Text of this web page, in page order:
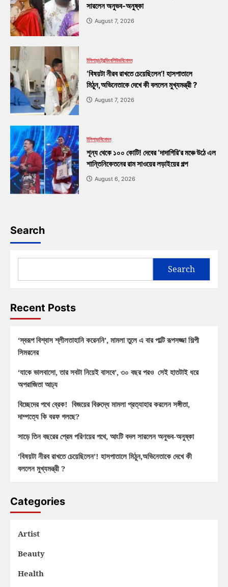
সারলেন অনুভব-অনুষ্কা
August 7, 2026
টলিপাড়াট্রেন্ডিংবলিউডবিনোদন
‘বিষয়টা নীরব রাখতে চেয়েছিলেন’! হাসপাতালে
মিঠুন,অভিনেতাকে দেখে কী বললেন মুখ্যমন্ত্রী ?
August 7, 2026
টলিপাড়াবিনোদন
শূন্য থেকে ১০০ কোটি! দেবের ‘দাদাগিরি’র মঞ্চে উঠে এল
শান্তিনিকেতনের রাম সাওয়ের লড়াইয়ের গল্প
August 6, 2026
Search
Search
Recent Posts
‘স্বরূপ বিশ্বাস শ্লীলতাহানি করেননি’, মামলা তুলে এ বার পাল্টি রূপসজ্জা শিল্পী
সিমরনের
‘যাকে ভালবাসো, তার সবটা নিয়েই বাসবে’, ৩০ বছর পরও সেই হাতটাই ধরে
অপরাজিতা আঢ্য
বিচ্ছেদের পথে ব্রেক! বিজয়ের বিরুদ্ধে মামলা প্রত্যাহার করলেন সঙ্গীতা,
দাম্পত্যে কি বরফ গলছে?
সাড়ে তিন বছরের প্রেম পরিণয়ের পথে, আংটি বদল সারলেন অনুভব-অনুষ্কা
‘বিষয়টা নীরব রাখতে চেয়েছিলেন’! হাসপাতালে মিঠুন,অভিনেতাকে দেখে কী
বললেন মুখ্যমন্ত্রী ?
Categories
Artist
Beauty
Health